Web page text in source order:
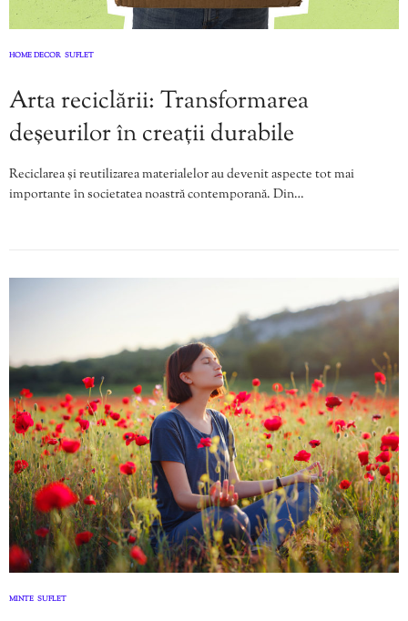
HOME DECOR SUFLET
Arta reciclării: Transformarea
deșeurilor în creații durabile
Reciclarea și reutilizarea materialelor au devenit aspecte tot mai
importante în societatea noastră contemporană. Din…
MINTE SUFLET